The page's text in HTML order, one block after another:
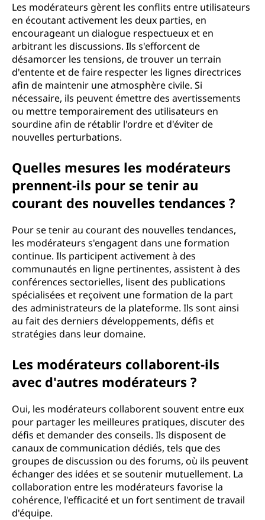
Les modérateurs gèrent les conflits entre utilisateurs
en écoutant activement les deux parties, en
encourageant un dialogue respectueux et en
arbitrant les discussions. Ils s'efforcent de
désamorcer les tensions, de trouver un terrain
d'entente et de faire respecter les lignes directrices
afin de maintenir une atmosphère civile. Si
nécessaire, ils peuvent émettre des avertissements
ou mettre temporairement des utilisateurs en
sourdine afin de rétablir l'ordre et d'éviter de
nouvelles perturbations.
Quelles mesures les modérateurs
prennent-ils pour se tenir au
courant des nouvelles tendances ?
Pour se tenir au courant des nouvelles tendances,
les modérateurs s'engagent dans une formation
continue. Ils participent activement à des
communautés en ligne pertinentes, assistent à des
conférences sectorielles, lisent des publications
spécialisées et reçoivent une formation de la part
des administrateurs de la plateforme. Ils sont ainsi
au fait des derniers développements, défis et
stratégies dans leur domaine.
Les modérateurs collaborent-ils
avec d'autres modérateurs ?
Oui, les modérateurs collaborent souvent entre eux
pour partager les meilleures pratiques, discuter des
défis et demander des conseils. Ils disposent de
canaux de communication dédiés, tels que des
groupes de discussion ou des forums, où ils peuvent
échanger des idées et se soutenir mutuellement. La
collaboration entre les modérateurs favorise la
cohérence, l'efficacité et un fort sentiment de travail
d'équipe.